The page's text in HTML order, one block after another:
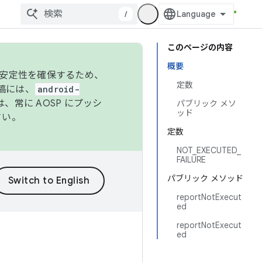
/
このページの内容
概要
定数
パブリック メソ
ッド
定数
NOT_EXECUTED_
FAILURE
パブリック メソッド
reportNotExecut
ed
reportNotExecut
ed
性を確保するため、
は、
android-
常に AOSP にプッシ
。